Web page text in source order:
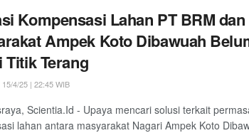
Kompensasi Lahan PT BRM dan
Ampek Koto Dibawuah
Titik Terang
4/25 | 22:45 WIB
Scientia.Id - Upaya mencari solusi terkait
lahan antara masyarakat Nagari Ampek Koto